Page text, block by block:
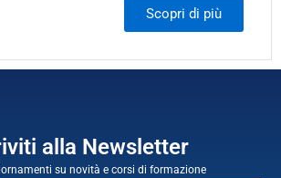
Scopri di più
alla Newsletter
su novità e corsi di formazione